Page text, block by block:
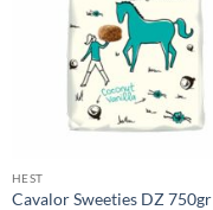
HEST
Cavalor Sweeties DZ 750gr